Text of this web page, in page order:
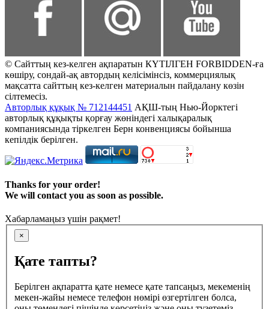
© Сайттың кез-келген ақпаратын КҮТІЛГЕН FORBIDDEN-ға
көшіру, сондай-ақ автордың келісімінсіз, коммерциялық
мақсатта сайттың кез-келген материалын пайдалану көзін
сілтемесіз.
Авторлық құқық № 712144451 АҚШ-тың Нью-Йорктегі
авторлық құқықты қорғау жөніндегі халықаралық
компаниясында тіркелген Берн конвенциясы бойынша
кепілдік берілген.
Thanks for your order!
We will contact you as soon as possible.
Хабарламаңыз үшін рақмет!
×
Қате тапты?
Берілген ақпаратта қате немесе қате тапсаңыз, мекеменің
мекен-жайы немесе телефон нөмірі өзгертілген болса,